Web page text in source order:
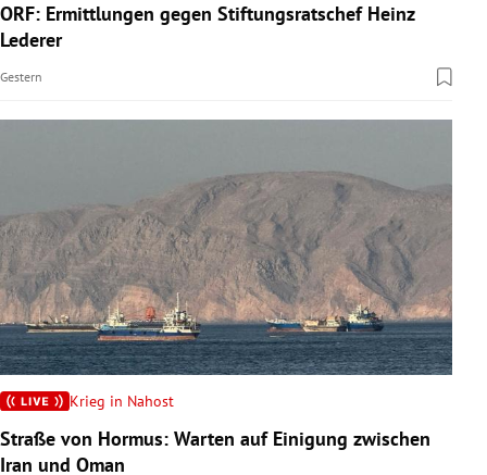
ORF: Ermittlungen gegen Stiftungsratschef Heinz
Lederer
Gestern
Krieg in Nahost
Straße von Hormus: Warten auf Einigung zwischen
Iran und Oman